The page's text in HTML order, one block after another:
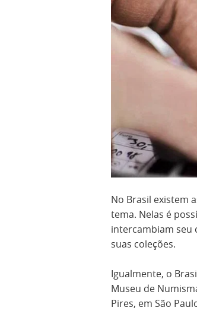
No Brasil existem
tema. Nelas é
intercambiam seu
suas coleções.
Igualmente, o
Museu de
Pires, em São